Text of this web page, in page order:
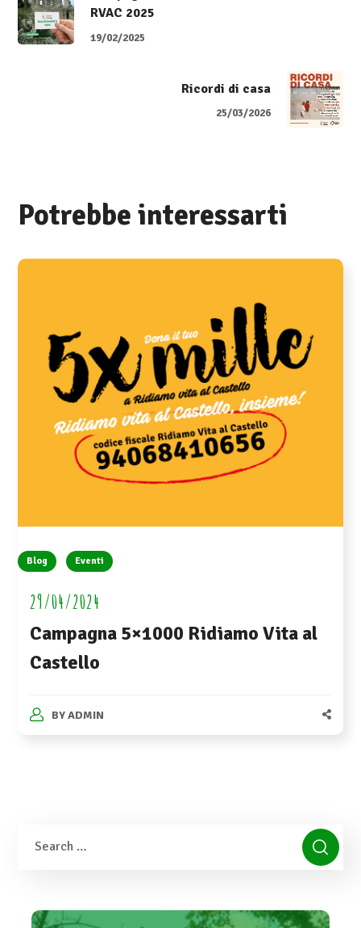
RVAC 2025
19/02/2025
Ricordi di casa
25/03/2026
Potrebbe interessarti
Blog Eventi
29/04/2024
Campagna 5×1000 Ridiamo Vita al
Castello
BYADMIN